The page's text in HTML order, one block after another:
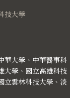
技大學
華大學、中華醫事科
大學、國立高雄科技
立雲林科技大學、淡